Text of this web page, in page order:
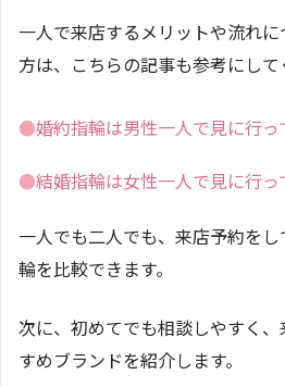
一人で来店するメリットや流れ
方は、こちらの記事も参考にして
●婚約指輪は男性一人で見に行っ
●結婚指輪は女性一人で見に行っ
一人でも二人でも、来店予約を
輪を比較できます。
次に、初めてでも相談しやすく
すめブランドを紹介します。